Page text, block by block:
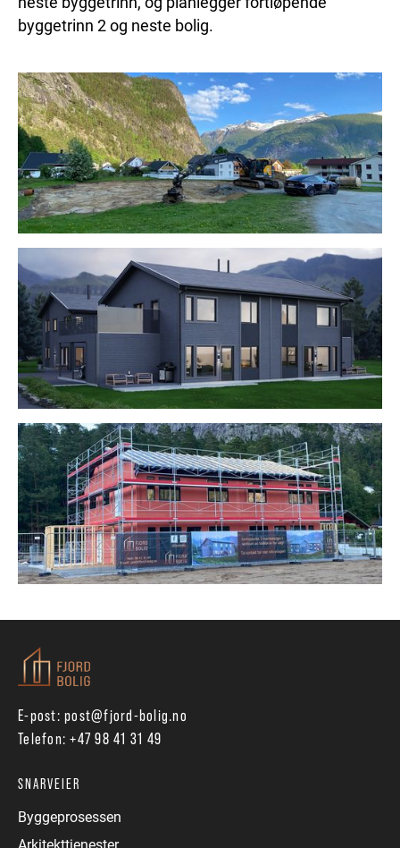
byggetrinn 2 og neste bolig.
E-post: post@fjord-bolig.no
Telefon:+47 98 41 31 49
SNARVEIER
Byggeprosessen
Arkitekttjenester